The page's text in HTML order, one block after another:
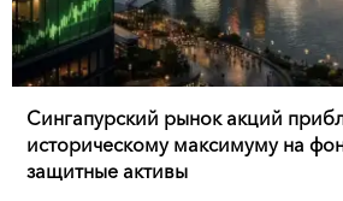
Сингапурский рынок акций
историческому максимуму на
защитные активы